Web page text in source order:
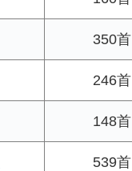
350首
246首
148首
539首